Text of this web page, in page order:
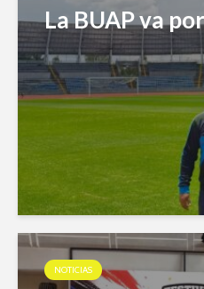
La BUAP va
NOTICIAS